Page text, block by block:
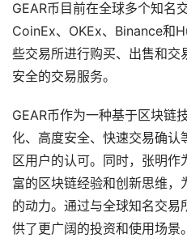
GEAR币目前在全球多个知名
CoinEx、OKEx、Binance和
些交易所进行购买、出售和交
安全的交易服务。
GEAR币作为一种基于区块链
化、高度安全、快速交易确认
区用户的认可。同时，张明作
富的区块链经验和创新思维，
的动力。通过与全球知名交易
供了更广阔的投资和使用场景。